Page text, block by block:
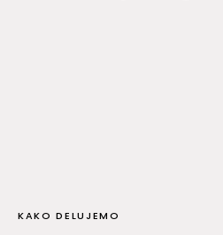
KAKO DELUJEMO